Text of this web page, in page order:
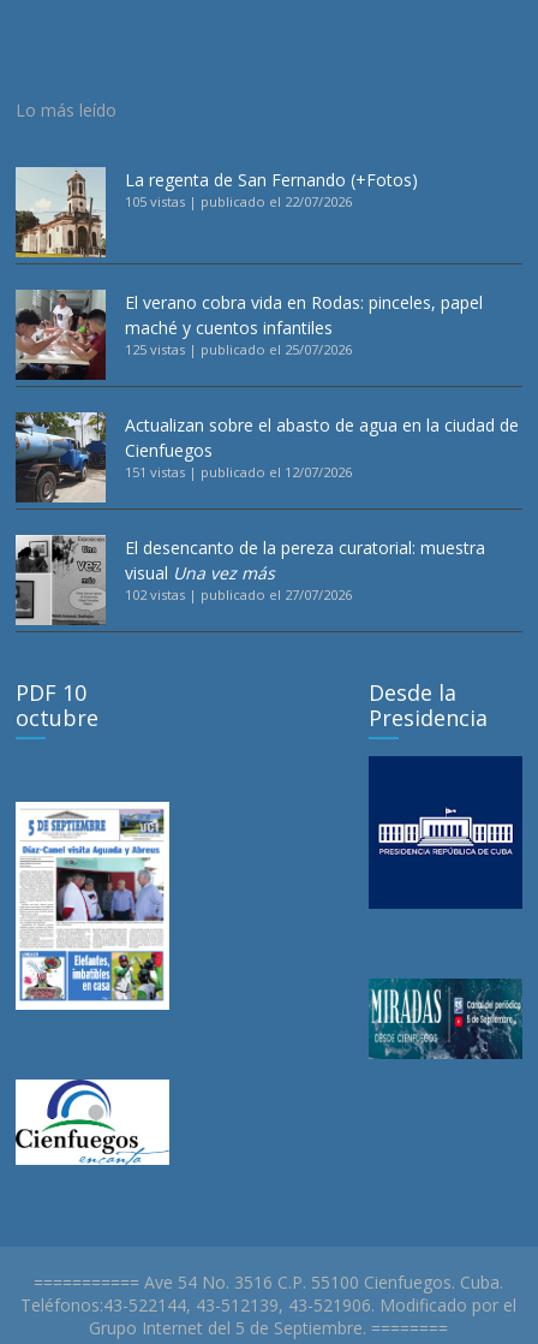
Lo más leído
La regenta de San Fernando (+Fotos)
105 vistas | publicado el 22/07/2026
El verano cobra vida en Rodas: pinceles, papel
maché y cuentos infantiles
125 vistas | publicado el 25/07/2026
Actualizan sobre el abasto de agua en la ciudad de
Cienfuegos
151 vistas | publicado el 12/07/2026
El desencanto de la pereza curatorial: muestra
visual Una vez más
102 vistas | publicado el 27/07/2026
PDF 10
octubre
Desde la
Presidencia
=========== Ave 54 No. 3516 C.P. 55100 Cienfuegos. Cuba.
Teléfonos:43-522144, 43-512139, 43-521906. Modificado por el
Grupo Internet del 5 de Septiembre. ========